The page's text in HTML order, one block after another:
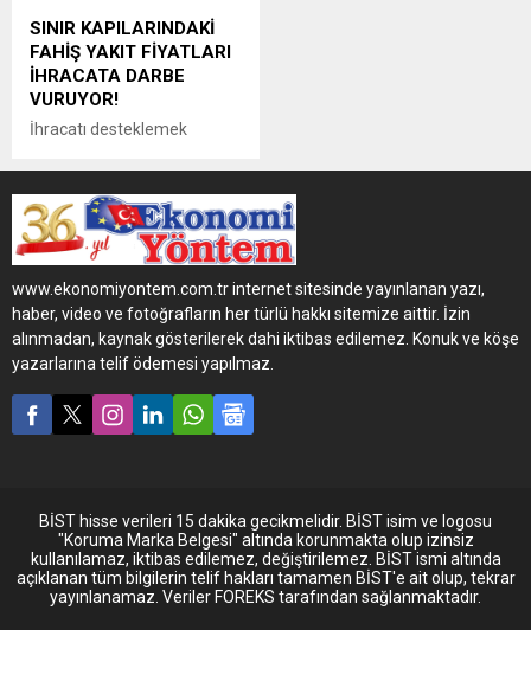
SINIR KAPILARINDAKİ
FAHİŞ YAKIT FİYATLARI
İHRACATA DARBE
VURUYOR!
İhracatı desteklemek
ve KDV Kanunlarındaki
değişiklik ile ihracat yükü
taşıyan tırlara sınır
kapılarında satılan
akaryakıta ÖTV ve KDV
muafiyeti getirilirken,
akaryakıt satışı yapacak
istasyonların kar marjı, 5493
sayılı Özel Tüketim Vergisi
Kanununda ve Petrol
Piyasası Kanununda
fazla...
www.ekonomiyontem.com.tr internet sitesinde yayınlanan yazı,
haber, video ve fotoğrafların her türlü hakkı sitemize aittir. İzin
alınmadan, kaynak gösterilerek dahi iktibas edilemez. Konuk ve köşe
yazarlarına telif ödemesi yapılmaz.
BİST hisse verileri 15 dakika gecikmelidir. BİST isim ve logosu
"Koruma Marka Belgesi" altında korunmakta olup izinsiz
kullanılamaz, iktibas edilemez, değiştirilemez. BİST ismi altında
açıklanan tüm bilgilerin telif hakları tamamen BİST'e ait olup, tekrar
yayınlanamaz. Veriler FOREKS tarafından sağlanmaktadır.